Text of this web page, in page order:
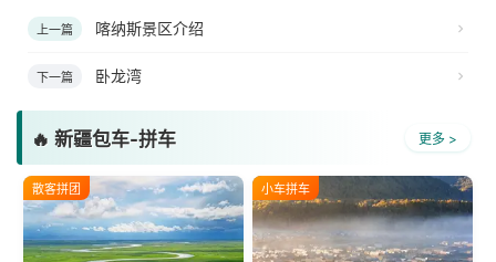
上一篇 喀纳斯景区介绍
下一篇 卧龙湾
🔥 新疆包车-拼车 更多 >
散客拼团 小车拼车